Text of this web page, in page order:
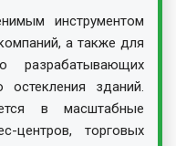
инструментом
а также для
разрабатывающих
зданий.
в масштабные
центров, торговых